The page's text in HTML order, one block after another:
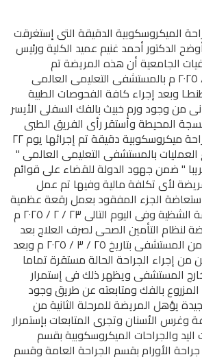
الميكروسكوبية الدقيقة التى إستغرقت
الدكتور أحمد غنيم عميد الكلية ورئيس
الجامعية أن هذه المريضة تم
إستقبالها يوم ١٩ / ٢ / ٢٠٢٥ م بالمستشفى التعليمى العالمى
وبعد إجراء كافة الفحوصات الطبية
من وجود ورم خبيث بالفك السفلى الأيسر
المحيطة وأستقر رأى الفريق الطبى
المشكل على إجراء جراحة ميكروسكوبية دقيقة تم إجرائها يوم ٢٢
قطاع العمليات بالمستشفى التعليمى العالمى "
" ضمن جهود الدولة للقضاء على قوائم
لأى تكلفة مالية وفيها تم عمل
الجزء المفقود بعمل رقعة عظمية
بواسطة نقل حر لعظمة الشظية وفى اليوم التالى ٢٣ / ٢ / ٢٠٢٥ م
لنظام التأمين الصحى لصرف العلاج بعد
إجراء الجراحة وخرجت من المستشفى بتاريخ ٢٥ / ٣ / ٢٠٢٥ م وبعد
من إجراء الجراحة الحالة مستقرة تماما
المستشفى ويظهر ذلك فى إستمرار
المزروع بالفك ومتابعته عن طريق وجود
جيدة يؤهل المريضة للمرحلة الثانية من
وغرس الأسنان وتجرى المتابعات بإستمرار
والجراحات الميكروسكوبية بقسم
الأورام بقسم الجراحة العامة وقسم